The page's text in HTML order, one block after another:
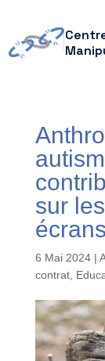
sur
écrans
6 Mai 2024|
contrat,